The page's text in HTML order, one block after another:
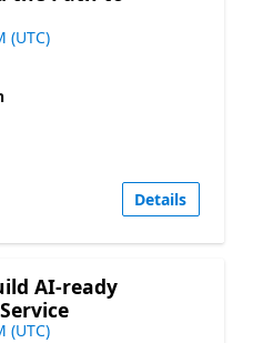
(UTC)
Details
AI-ready
(UTC)